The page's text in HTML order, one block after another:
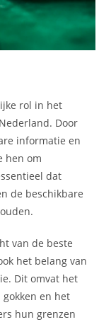
rol in het
Door
informatie en
hen om
dat
de beschikbare
van de beste
het belang van
Dit omvat het
en het
hun grenzen